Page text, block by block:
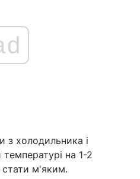
з холодильника і
на 1-2
м'яким.